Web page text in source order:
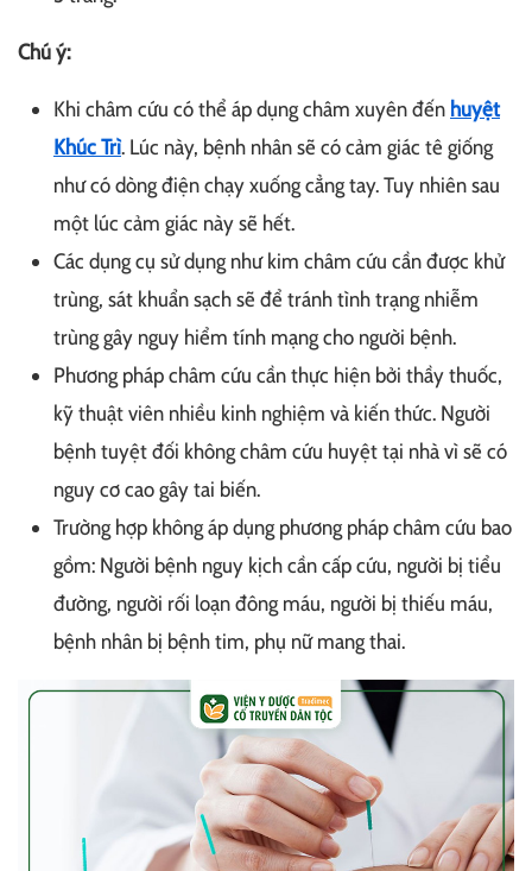
Chú ý:
Khi châm cứu có thể áp dụng châm xuyên đến huyệt
Khúc Trì. Lúc này, bệnh nhân sẽ có cảm giác tê giống
như có dòng điện chạy xuống cẳng tay. Tuy nhiên sau
một lúc cảm giác này sẽ hết.
Các dụng cụ sử dụng như kim châm cứu cần được khử
trùng, sát khuẩn sạch sẽ để tránh tình trạng nhiễm
trùng gây nguy hiểm tính mạng cho người bệnh.
Phương pháp châm cứu cần thực hiện bởi thầy thuốc,
kỹ thuật viên nhiều kinh nghiệm và kiến thức. Người
bệnh tuyệt đối không châm cứu huyệt tại nhà vì sẽ có
nguy cơ cao gây tai biến.
Trường hợp không áp dụng phương pháp châm cứu bao
gồm: Người bệnh nguy kịch cần cấp cứu, người bị tiểu
đường, người rối loạn đông máu, người bị thiếu máu,
bệnh nhân bị bệnh tim, phụ nữ mang thai.